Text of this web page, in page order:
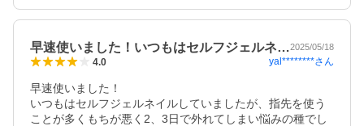
早速使いました！いつもはセルフジェルネ…2025/05/18
4.0 yal********さん
早速使いました！
いつもはセルフジェルネイルしていましたが、指先を使う
ことが多くもちが悪く2、3日で外れてしまい悩みの種でし